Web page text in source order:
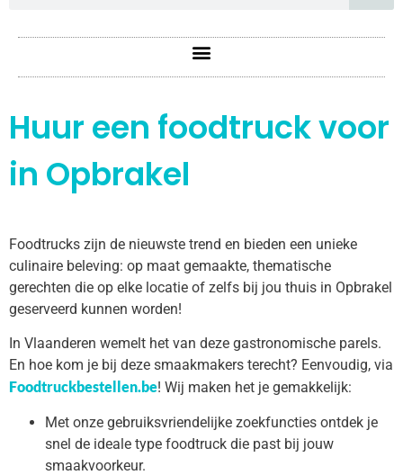
Huur een foodtruck voor
in Opbrakel
Foodtrucks zijn de nieuwste trend en bieden een unieke
culinaire beleving: op maat gemaakte, thematische
gerechten die op elke locatie of zelfs bij jou thuis in Opbrakel
geserveerd kunnen worden!
In Vlaanderen wemelt het van deze gastronomische parels.
En hoe kom je bij deze smaakmakers terecht? Eenvoudig, via
Foodtruckbestellen.be! Wij maken het je gemakkelijk:
Met onze gebruiksvriendelijke zoekfuncties ontdek je
snel de ideale type foodtruck die past bij jouw
smaakvoorkeur.